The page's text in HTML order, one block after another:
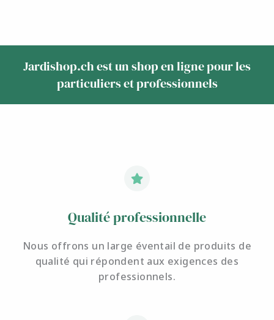
Jardishop.ch est un shop en ligne pour les
particuliers et professionnels
Qualité professionnelle
Nous offrons un large éventail de produits de
qualité qui répondent aux exigences des
professionnels.